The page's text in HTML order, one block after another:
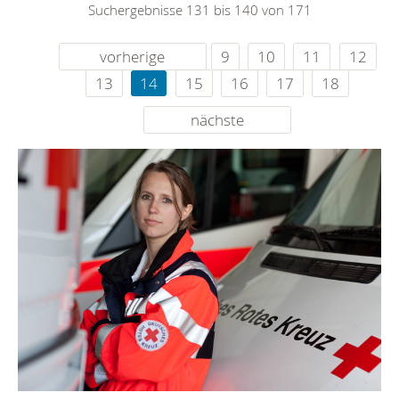
Suchergebnisse 131 bis 140 von 171
vorherige 9 10 11
12
13
14 15 16 17
18
nächste